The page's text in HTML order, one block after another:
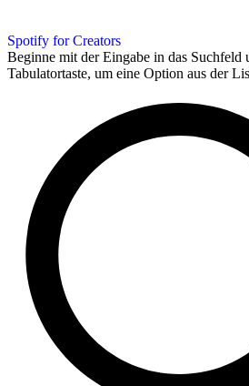
Spotify for Creators
Beginne mit der Eingabe in das Suchfeld
Tabulatortaste, um eine Option aus der